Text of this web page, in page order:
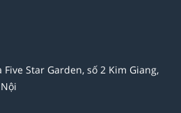
Five Star Garden, số 2 Kim Giang,